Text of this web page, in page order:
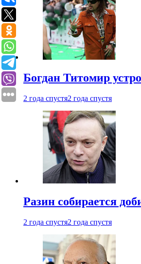
Богдан Титомир
2 года спустя2 года спустя
Разин собирается
2 года спустя2 года спустя